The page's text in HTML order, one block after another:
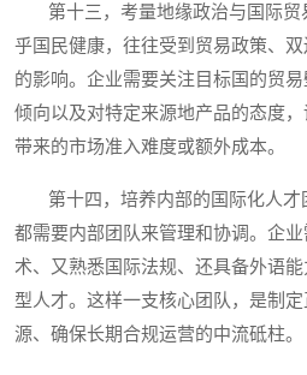
第十三，考量地缘政治与国际贸
乎国民健康，往往受到贸易政策、
的影响。企业需要关注目标国的贸
倾向以及对特定来源地产品的态度
带来的市场准入难度或额外成本。
第十四，培养内部的国际化人才
都需要内部团队来管理和协调。企
术、又熟悉国际法规、还具备外语
型人才。这样一支核心团队，是制
源、确保长期合规运营的中流砥柱。